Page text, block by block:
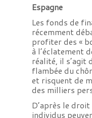
Espagne
Les fonds de
récemment
profiter des «
à l’éclatement
réalité, il s’agit
flambée du
et risquent de
des milliers
D’après le
individus